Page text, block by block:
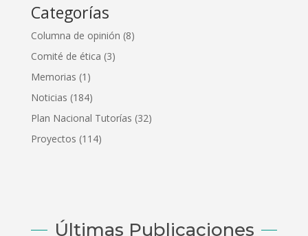
Categorías
Columna de opinión (8)
Comité de ética (3)
Memorias (1)
Noticias (184)
Plan Nacional Tutorías (32)
Proyectos (114)
Últimas Publicaciones